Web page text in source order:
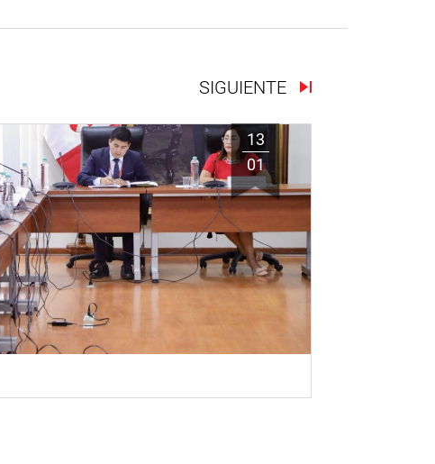
SIGUIENTE
13
01